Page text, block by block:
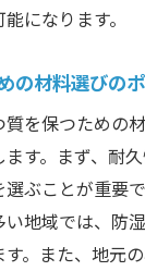
になります。
の材料選びの
を保つための
す。まず、耐
ぶことが重要
地域では、防
。また、地元